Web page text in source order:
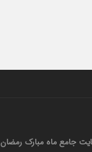
جامع ماه مبارک رمضان